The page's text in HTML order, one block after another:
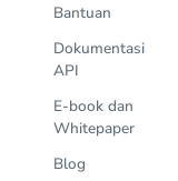
Bantuan
Dokumentasi
API
E-book dan
Whitepaper
Blog